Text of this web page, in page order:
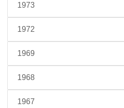
1973
1972
1969
1968
1967